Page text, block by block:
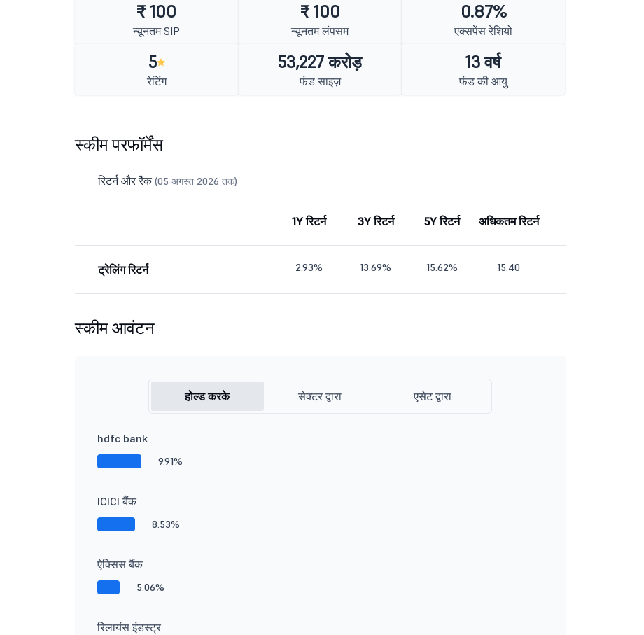
₹ 100
न्यूनतम SIP
₹ 100
न्यूनतम लंपसम
0.87%
एक्सपेंस रेशियो
5
रेटिंग
53,227 करोड़
फंड साइज़
13 वर्ष
फंड की आयु
स्कीम परफॉर्मेंस
रिटर्न और रैंक(05 अगस्त 2026 तक)
1Y रिटर्न 3Y रिटर्न 5Y रिटर्न अधिकतम रिटर्न
ट्रेलिंग रिटर्न 2.93% 13.69% 15.62% 15.40
स्कीम आवंटन
होल्ड करके सेक्टर द्वारा एसेट द्वारा
hdfc bank
9.91%
ICICI बैंक
8.53%
ऐक्सिस बैंक
5.06%
रिलायंस इंडस्ट्र